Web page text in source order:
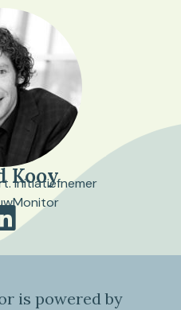
Kooy
Initiatiefnemer
is powered by